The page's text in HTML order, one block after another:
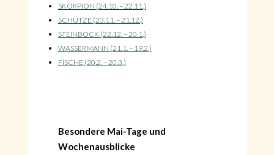
SKORPION (24.10. – 22.11.)
SCHÜTZE (23.11. – 21.12.)
STEINBOCK (22.12. – 20.1.)
WASSERMANN (21.1. – 19.2.)
FISCHE (20.2. – 20.3.)
Besondere Mai-Tage und
Wochenausblicke